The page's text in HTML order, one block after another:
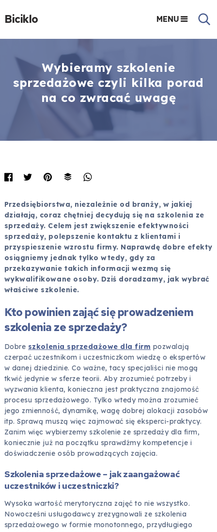
Biciklo MENU
Wybieramy szkolenie
sprzedażowe czyli kilka porad
na co zwracać uwagę
Przedsiębiorstwa, niezależnie od branży, w jakiej
działają, coraz chętniej decydują się na szkolenia ze
sprzedaży. Celem jest zwiększenie efektywności
sprzedaży, polepszenie kontaktu z klientami i
przyspieszenie wzrostu firmy. Naprawdę dobre efekty
osiągniemy jednak tylko wtedy, gdy za
przekazywanie takich informacji wezmą się
wykwalifikowane osoby. Dziś doradzamy, jak wybrać
właściwe szkolenie.
Kto powinien zająć się prowadzeniem
szkolenia ze sprzedaży?
Dobre szkolenia sprzedażowe dla firm pozwalają
czerpać uczestnikom i uczestniczkom wiedzę o ekspertów
w danej dziedzinie. Co ważne, tacy specjaliści nie mogą
tkwić jedynie w sferze teorii. Aby zrozumieć potrzeby i
wyzwania klienta, konieczna jest praktyczna znajomość
procesu sprzedażowego. Tylko wtedy można zrozumieć
jego zmienność, dynamikę, wagę dobrej alokacji zasobów
itp. Sprawą muszą więc zajmować się eksperci-praktycy.
Zanim więc wybierzemy szkolenie ze sprzedaży dla firm,
koniecznie już na początku sprawdźmy kompetencje i
doświadczenie osób prowadzących zajęcia.
Szkolenia sprzedażowe – jak zaangażować
uczestników i uczestniczki?
Wysoka wartość merytoryczna zajęć to nie wszystko.
Nowocześni usługodawcy zrezygnowali ze szkolenia
sprzedażowego w formie monotonnego, przydługiego